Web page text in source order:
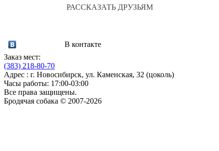
РАССКАЗАТЬ ДРУЗЬЯМ
В контакте
Заказ мест:
(383) 218-80-70
Адрес : г. Новосибирск, ул. Каменская, 32 (цоколь)
Часы работы: 17:00-03:00
Все права защищены.
Бродячая собака © 2007-2026